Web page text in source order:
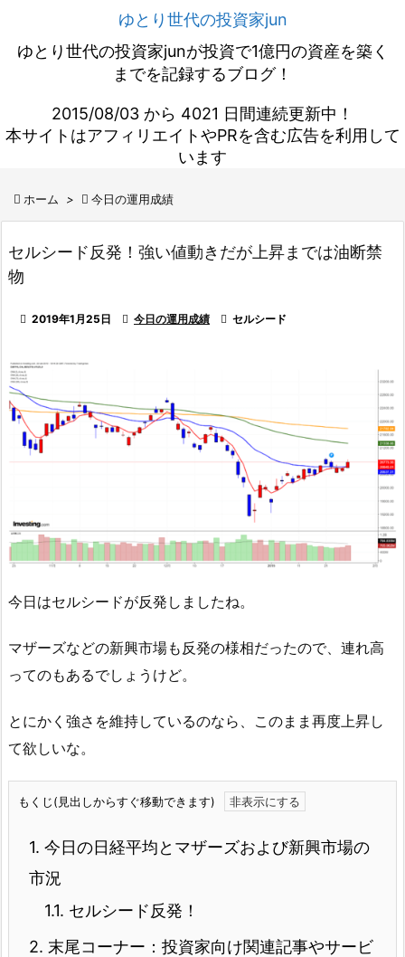
ゆとり世代の投資家jun
ゆとり世代の投資家junが投資で1億円の資産を築く
までを記録するブログ！
2015/08/03 から 4021 日間連続更新中！
本サイトはアフィリエイトやPRを含む広告を利用して
います
 ホーム >  今日の運用成績
セルシード反発！強い値動きだが上昇までは油断禁
物
 2019年1月25日  今日の運用成績  セルシード
今日はセルシードが反発しましたね。
マザーズなどの新興市場も反発の様相だったので、連れ高
ってのもあるでしょうけど。
とにかく強さを維持しているのなら、このまま再度上昇し
て欲しいな。
もくじ(見出しからすぐ移動できます)
1. 今日の日経平均とマザーズおよび新興市場の
市況
1.1. セルシード反発！
2. 末尾コーナー：投資家向け関連記事やサービ